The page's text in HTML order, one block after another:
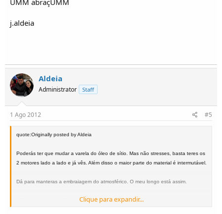
j.aldeia
Aldeia
Administrator Staff
1 Ago 2012 #5
quote:Originally posted by Aldeia
Poderás ter que mudar a varela do óleo de sítio. Mas não stresses, basta teres os
2 motores lado a lado e já vês. Além disso o maior parte do material é intermutável.
Dá para manteras a embraiagem do atmosférico. O meu longo está assim.
Dá uma olhada ao tópico do meu longo. Ele tem um 2300 aplicado, talvez tires
Clique para expandir...